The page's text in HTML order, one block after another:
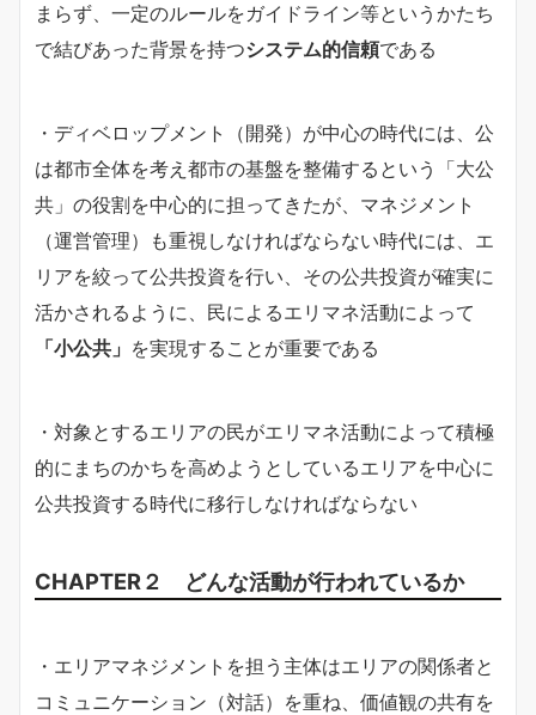
まらず、一定のルールをガイドライン等というかたち
で結びあった背景を持つシステム的信頼である
・ディベロップメント（開発）が中心の時代には、公
は都市全体を考え都市の基盤を整備するという「大公
共」の役割を中心的に担ってきたが、マネジメント
（運営管理）も重視しなければならない時代には、エ
リアを絞って公共投資を行い、その公共投資が確実に
活かされるように、民によるエリマネ活動によって
「小公共」 を実現することが重要である
・対象とするエリアの民がエリマネ活動によって積極
的にまちのかちを高めようとしているエリアを中心に
公共投資する時代に移行しなければならない
CHAPTER２ どんな活動が行われているか
・エリアマネジメントを担う主体はエリアの関係者と
コミュニケーション（対話）を重ね、価値観の共有を